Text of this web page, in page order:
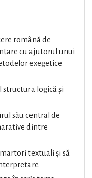
română de
cu ajutorul unui
exegetice
structura logică și
său central de
dintre
textuali și să